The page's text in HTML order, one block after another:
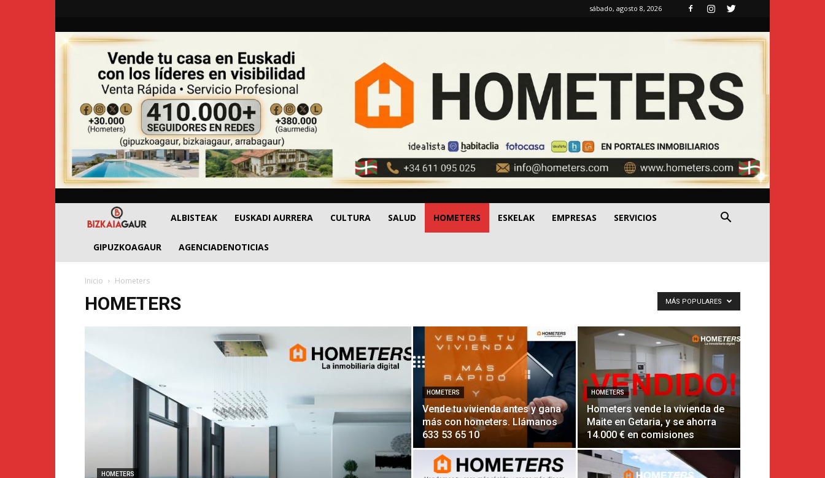
sábado, agosto 8, 2026
BizkaiaGaur
ALBISTEAK EUSKADI AURRERA CULTURA SALUD HOMETERS ESKELAK EMPRESAS SERVICIOS
GIPUZKOAGAUR AGENCIADENOTICIAS
Inicio Hometers
HOMETERS MÁS POPULARES
HOMETERS
HOMETERS
Vende tu vivienda antes y gana
más con hometers. Llámanos
633 53 65 10
HOMETERS
Hometers vende la vivienda de
Maite en Getaria, y se ahorra
14.000 € en comisiones